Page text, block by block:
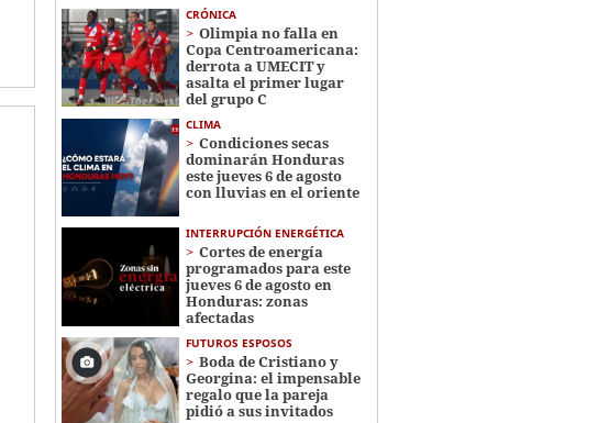
CRÓNICA
Olimpia no falla en
Copa Centroamericana:
derrota a UMECIT y
asalta el primer lugar
del grupo C
CLIMA
Condiciones secas
dominarán Honduras
este jueves 6 de agosto
con lluvias en el oriente
INTERRUPCIÓN ENERGÉTICA
Cortes de energía
programados para este
jueves 6 de agosto en
Honduras: zonas
afectadas
FUTUROS ESPOSOS
Boda de Cristiano y
Georgina: el impensable
regalo que la pareja
pidió a sus invitados